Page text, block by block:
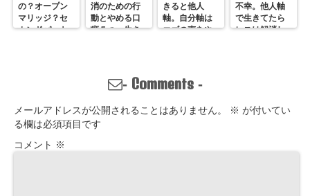
の？オープン
マリッジ？セ
カンドパート
消のための行
動とやめる口
癖５つ。生き
関係改善方法
はここにある
きると他人
軸。自分軸は
エゴの声をや
不幸。他人軸
で生きてたら
レスは解消し
- Comments-
メールアドレスが公開されることはありません。 ※ が付いてい
る欄は必須項目です
コメント ※